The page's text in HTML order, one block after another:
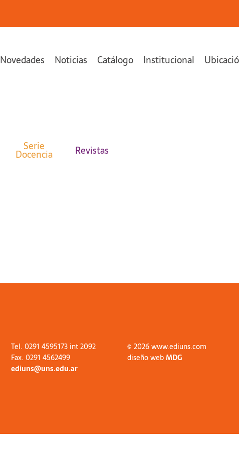
Novedades Noticias Catálogo Institucional
Serie
Docencia Revistas
Tel. 0291 4595173 int 2092
Fax. 0291 4562499
ediuns@uns.edu.ar
© 2026 www.ediuns.com
diseño webMDG